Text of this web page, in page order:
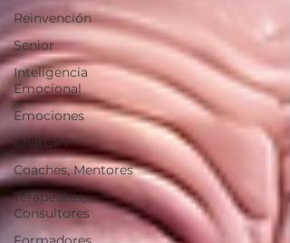
Reinvención
Senior
Inteligencia
Emocional
Emociones
ChatGPT
Coaches, Mentores
Terapeutas,
Consultores